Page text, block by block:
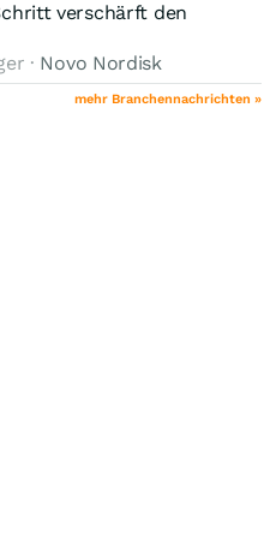
verschärft den
· Novo Nordisk
mehr Branchennachrichten »